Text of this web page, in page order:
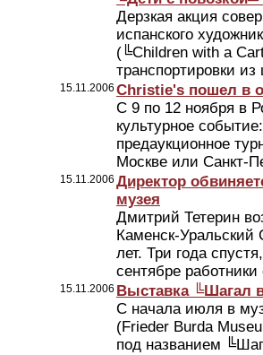
Дерзкая акция
испанского
(╚Children with a
транспортировки
15.11.2006 Christie's пошел в
С 9 по 12 ноября в
культурное
предаукционное
Москве или Санкт-
15.11.2006 Директор
музея
Дмитрий Тетерин
Каменск-Уральский
лет. Три года
сентябре
15.11.2006 Выставка ╚Шагал
С начала июля в
(Frieder Burda
под названием